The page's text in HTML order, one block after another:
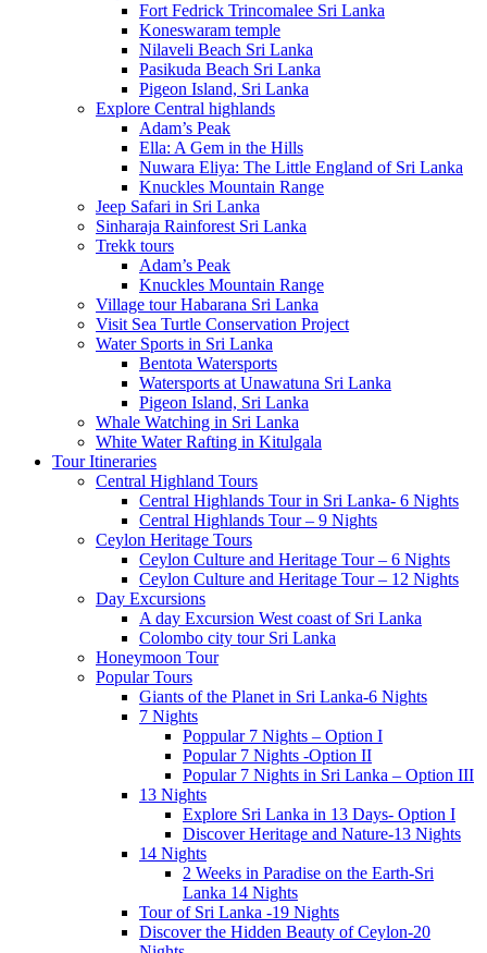
Fort Fedrick Trincomalee Sri Lanka
Koneswaram temple
Nilaveli Beach Sri Lanka
Pasikuda Beach Sri Lanka
Pigeon Island, Sri Lanka
Explore Central highlands
Adam’s Peak
Ella: A Gem in the Hills
Nuwara Eliya: The Little England of Sri Lanka
Knuckles Mountain Range
Jeep Safari in Sri Lanka
Sinharaja Rainforest Sri Lanka
Trekk tours
Adam’s Peak
Knuckles Mountain Range
Village tour Habarana Sri Lanka
Visit Sea Turtle Conservation Project
Water Sports in Sri Lanka
Bentota Watersports
Watersports at Unawatuna Sri Lanka
Pigeon Island, Sri Lanka
Whale Watching in Sri Lanka
White Water Rafting in Kitulgala
Tour Itineraries
Central Highland Tours
Central Highlands Tour in Sri Lanka- 6 Nights
Central Highlands Tour – 9 Nights
Ceylon Heritage Tours
Ceylon Culture and Heritage Tour – 6 Nights
Ceylon Culture and Heritage Tour – 12 Nights
Day Excursions
A day Excursion West coast of Sri Lanka
Colombo city tour Sri Lanka
Honeymoon Tour
Popular Tours
Giants of the Planet in Sri Lanka-6 Nights
7 Nights
Poppular 7 Nights – Option I
Popular 7 Nights -Option II
Popular 7 Nights in Sri Lanka – Option III
13 Nights
Explore Sri Lanka in 13 Days- Option I
Discover Heritage and Nature-13 Nights
14 Nights
2 Weeks in Paradise on the Earth-Sri
Lanka 14 Nights
Tour of Sri Lanka -19 Nights
Discover the Hidden Beauty of Ceylon-20